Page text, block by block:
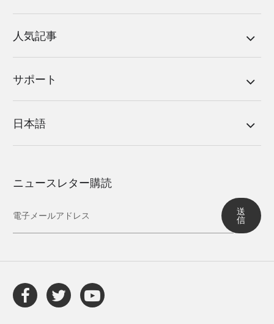
人気記事
サポート
日本語
ニュースレター購読
送
信